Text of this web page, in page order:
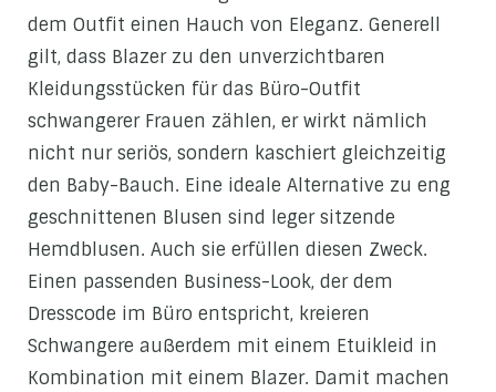
dem Outfit einen Hauch von Eleganz. Generell
gilt, dass Blazer zu den unverzichtbaren
Kleidungsstücken für das Büro-Outfit
schwangerer Frauen zählen, er wirkt nämlich
nicht nur seriös, sondern kaschiert gleichzeitig
den Baby-Bauch. Eine ideale Alternative zu eng
geschnittenen Blusen sind leger sitzende
Hemdblusen. Auch sie erfüllen diesen Zweck.
Einen passenden Business-Look, der dem
Dresscode im Büro entspricht, kreieren
Schwangere außerdem mit einem Etuikleid in
Kombination mit einem Blazer. Damit machen